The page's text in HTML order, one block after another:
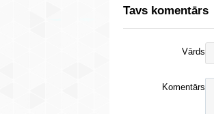
Tavs komentārs
Vārds
Komentārs